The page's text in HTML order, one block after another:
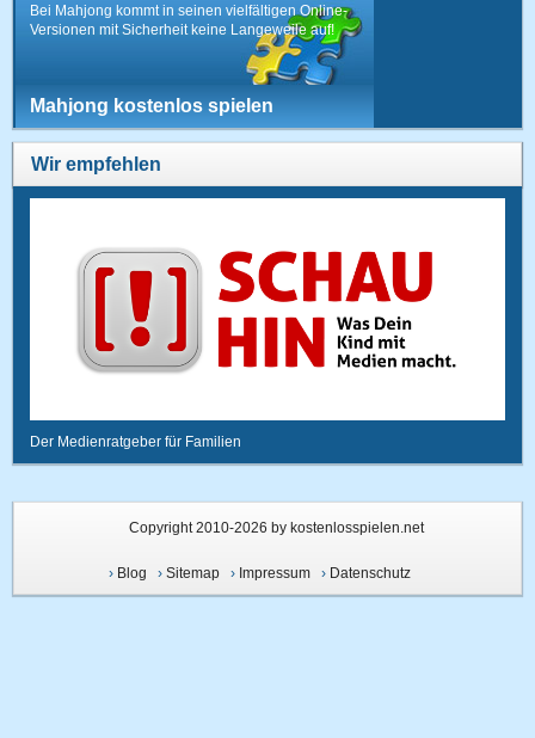
Bei Mahjong kommt in seinen vielfältigen Online-
Versionen mit Sicherheit keine Langeweile auf!
Mahjong kostenlos spielen
Wir empfehlen
Der Medienratgeber für Familien
Copyright 2010-2026 by kostenlosspielen.net
› Blog › Sitemap› Impressum› Datenschutz